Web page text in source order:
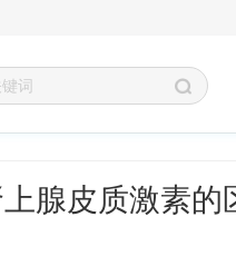
腺皮质激素的